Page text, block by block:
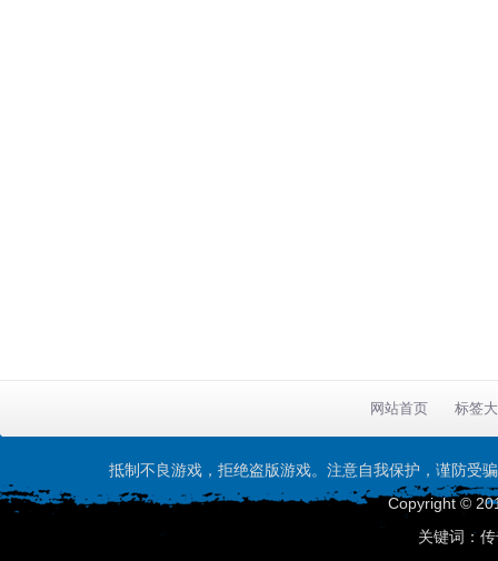
网站首页 标签
抵制不良游戏，拒绝盗版游戏。注意自我保护，谨防受
Copyright ©
关键词：